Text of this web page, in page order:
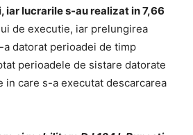
iar lucrarile s-au realizat in 7,66
de executie, iar prelungirea
datorat perioadei de timp
perioadele de sistare datorate
in care s-a executat descarcarea